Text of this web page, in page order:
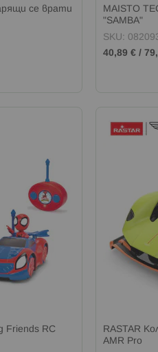
се врати
MAISTO
"SAMBA"
SKU:
40,89 € /
Friends RC
RASTAR
AMR Pro